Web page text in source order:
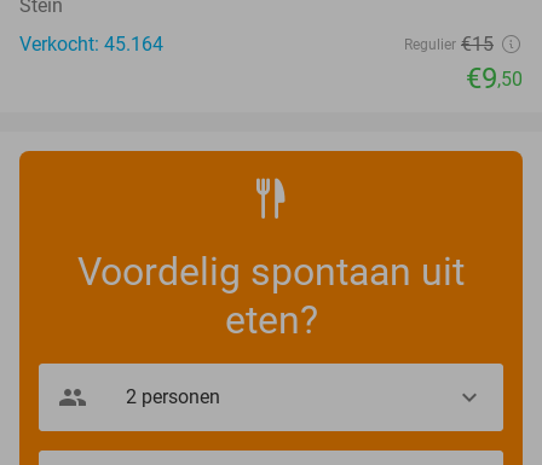
Stein
Verkocht: 45.164
Regulier €15
€9,50
Voordelig spontaan uit
eten?